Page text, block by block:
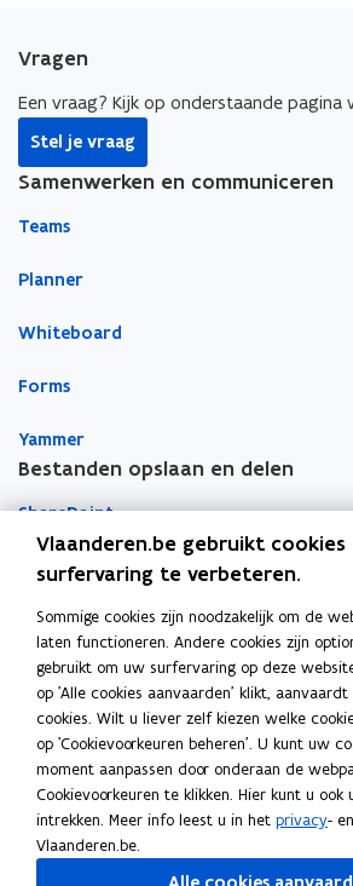
b
o
o
p
n
i
n
e
u
w
e
d
n
o
n
i
n
e
u
w
v
e
s
t
e
r
e
i
a
m
b
o
r
Vragen
Een vraag? Kijk op onderstaande pagina
Stel je vraag
Samenwerken en communiceren
Teams
Planner
Whiteboard
Forms
Yammer
Bestanden opslaan en delen
SharePoint
Teams
OneDrive
Apps voor persoonlijke
Vragen over je toestellen
Mobiel printen
Vergaderinfrastructuur
Outlook
Vlaanderen.be gebruikt cookies
surfervaring te verbeteren.
Sommige cookies zijn noodzakelijk om de
laten functioneren. Andere cookies zijn
gebruikt om uw surfervaring op deze
op 'Alle cookies aanvaarden' klikt,
cookies. Wilt u liever zelf kiezen welke
op 'Cookievoorkeuren beheren'. U kunt uw
moment aanpassen door onderaan de
Cookievoorkeuren te klikken. Hier kunt u
intrekken. Meer info leest u in het privacy- en
Vlaanderen.be.